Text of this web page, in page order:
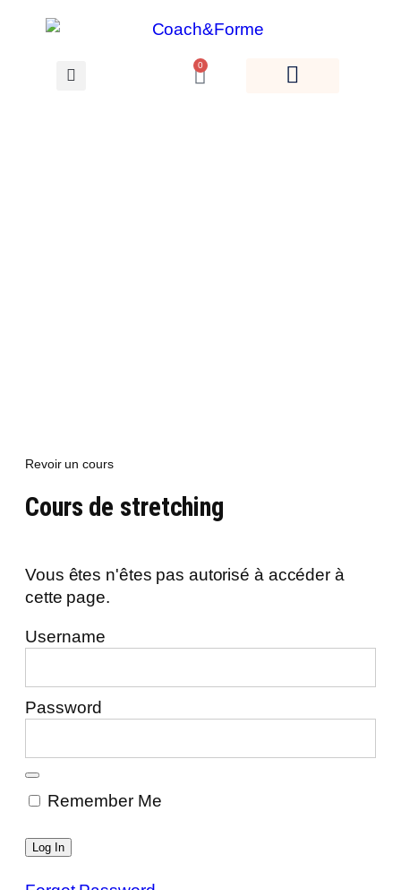
0
Revoir un cours
Cours de stretching
Vous êtes n'êtes pas autorisé à accéder à
cette page.
Username
Password
Remember Me